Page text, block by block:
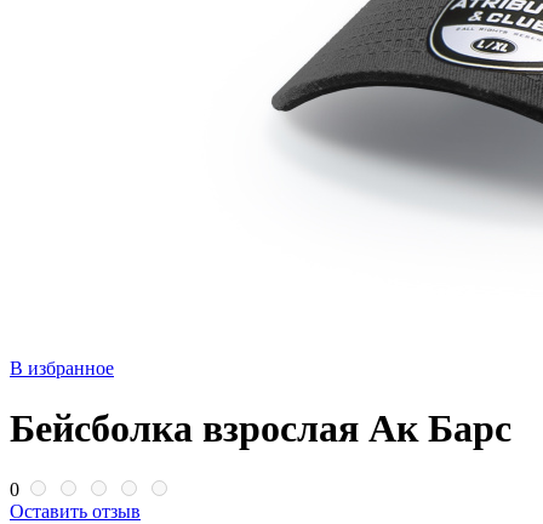
В избранное
Бейсболка взрослая Ак Барс
0
Оставить отзыв